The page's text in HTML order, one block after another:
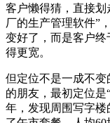
客户懒得猜，直接划
厂的生产管理软件”
变好了，而是客户
得更宽。
但定位不是一成不
的朋友，最初定位是
年，发现周围写字